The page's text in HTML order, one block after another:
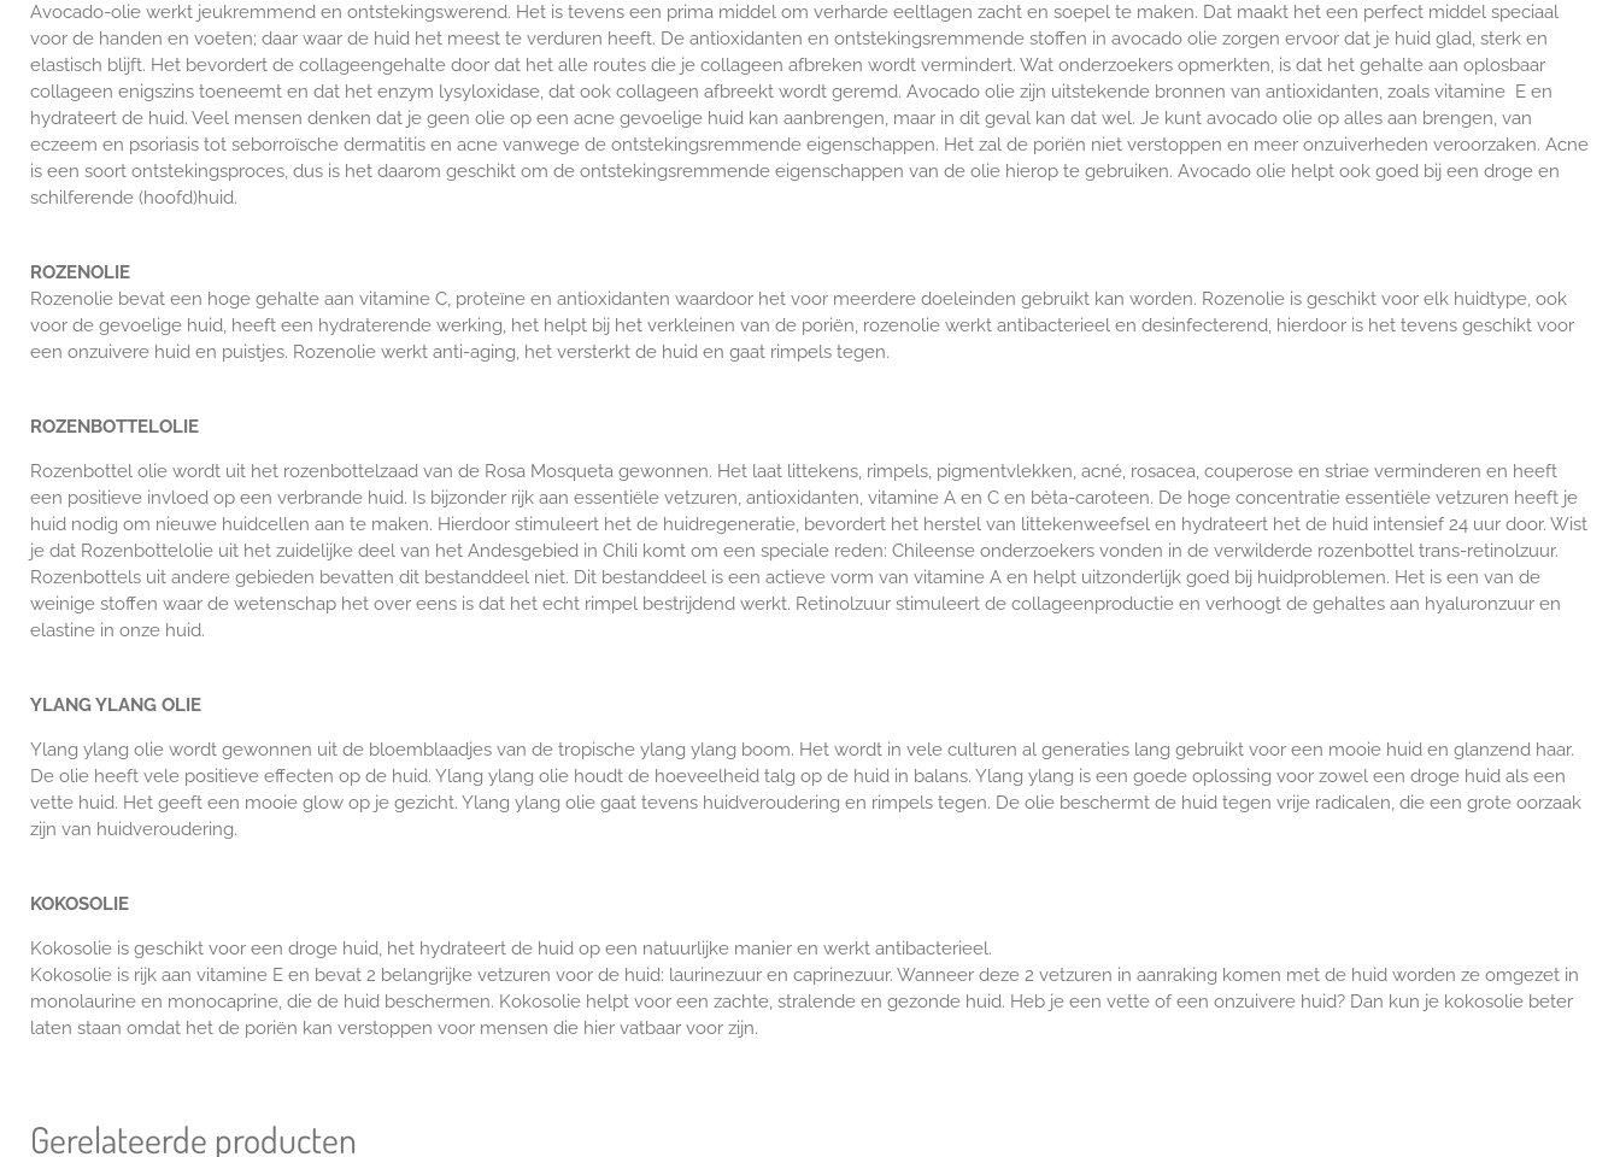
Avocado-olie werkt jeukremmend en ontstekingswerend. Het is tevens een prima middel om verharde eeltlagen zacht en soepel te maken. Dat maakt het een perfect middel speciaal
voor de handen en voeten; daar waar de huid het meest te verduren heeft. De antioxidanten en ontstekingsremmende stoffen in avocado olie zorgen ervoor dat je huid glad, sterk en
elastisch blijft. Het bevordert de collageengehalte door dat het alle routes die je collageen afbreken wordt vermindert. Wat onderzoekers opmerkten, is dat het gehalte aan oplosbaar
collageen enigszins toeneemt en dat het enzym lysyloxidase, dat ook collageen afbreekt wordt geremd. Avocado olie zijn uitstekende bronnen van antioxidanten, zoals vitamine E en
hydrateert de huid. Veel mensen denken dat je geen olie op een acne gevoelige huid kan aanbrengen, maar in dit geval kan dat wel. Je kunt avocado olie op alles aan brengen, van
eczeem en psoriasis tot seborroïsche dermatitis en acne vanwege de ontstekingsremmende eigenschappen. Het zal de poriën niet verstoppen en meer onzuiverheden veroorzaken. Acne
is een soort ontstekingsproces, dus is het daarom geschikt om de ontstekingsremmende eigenschappen van de olie hierop te gebruiken. Avocado olie helpt ook goed bij een droge en
schilferende (hoofd)huid.
ROZENOLIE
Rozenolie bevat een hoge gehalte aan vitamine C, proteïne en antioxidanten waardoor het voor meerdere doeleinden gebruikt kan worden. Rozenolie is geschikt voor elk huidtype, ook
voor de gevoelige huid, heeft een hydraterende werking, het helpt bij het verkleinen van de poriën, rozenolie werkt antibacterieel en desinfecterend, hierdoor is het tevens geschikt voor
een onzuivere huid en puistjes. Rozenolie werkt anti-aging, het versterkt de huid en gaat rimpels tegen.
ROZENBOTTELOLIE
Rozenbottel olie wordt uit het rozenbottelzaad van de Rosa Mosqueta gewonnen. Het laat littekens, rimpels, pigmentvlekken, acné, rosacea, couperose en striae verminderen en heeft
een positieve invloed op een verbrande huid. Is bijzonder rijk aan essentiële vetzuren, antioxidanten, vitamine A en C en bèta-caroteen. De hoge concentratie essentiële vetzuren heeft je
huid nodig om nieuwe huidcellen aan te maken. Hierdoor stimuleert het de huidregeneratie, bevordert het herstel van littekenweefsel en hydrateert het de huid intensief 24 uur door. Wist
je dat Rozenbottelolie uit het zuidelijke deel van het Andesgebied in Chili komt om een speciale reden: Chileense onderzoekers vonden in de verwilderde rozenbottel trans-retinolzuur.
Rozenbottels uit andere gebieden bevatten dit bestanddeel niet. Dit bestanddeel is een actieve vorm van vitamine A en helpt uitzonderlijk goed bij huidproblemen. Het is een van de
weinige stoffen waar de wetenschap het over eens is dat het echt rimpel bestrijdend werkt. Retinolzuur stimuleert de collageenproductie en verhoogt de gehaltes aan hyaluronzuur en
elastine in onze huid.
YLANG YLANG OLIE
Ylang ylang olie wordt gewonnen uit de bloemblaadjes van de tropische ylang ylang boom. Het wordt in vele culturen al generaties lang gebruikt voor een mooie huid en glanzend haar.
De olie heeft vele positieve effecten op de huid. Ylang ylang olie houdt de hoeveelheid talg op de huid in balans. Ylang ylang is een goede oplossing voor zowel een droge huid als een
vette huid. Het geeft een mooie glow op je gezicht. Ylang ylang olie gaat tevens huidveroudering en rimpels tegen. De olie beschermt de huid tegen vrije radicalen, die een grote oorzaak
zijn van huidveroudering.
KOKOSOLIE
Kokosolie is geschikt voor een droge huid, het hydrateert de huid op een natuurlijke manier en werkt antibacterieel.
Kokosolie is rijk aan vitamine E en bevat 2 belangrijke vetzuren voor de huid: laurinezuur en caprinezuur. Wanneer deze 2 vetzuren in aanraking komen met de huid worden ze omgezet in
monolaurine en monocaprine, die de huid beschermen. Kokosolie helpt voor een zachte, stralende en gezonde huid. Heb je een vette of een onzuivere huid? Dan kun je kokosolie beter
laten staan omdat het de poriën kan verstoppen voor mensen die hier vatbaar voor zijn.
Gerelateerde producten